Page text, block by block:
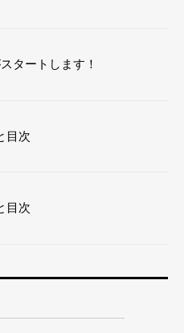
タートします！
目次
目次